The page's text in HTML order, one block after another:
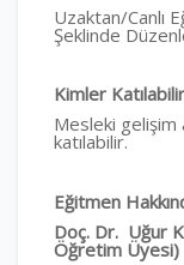
Uzaktan/Canlı
Şeklinde
Kimler
Mesleki gelişim
katılabilir.
Eğitmen
Doç. Dr. Uğur
Öğretim Üyesi)